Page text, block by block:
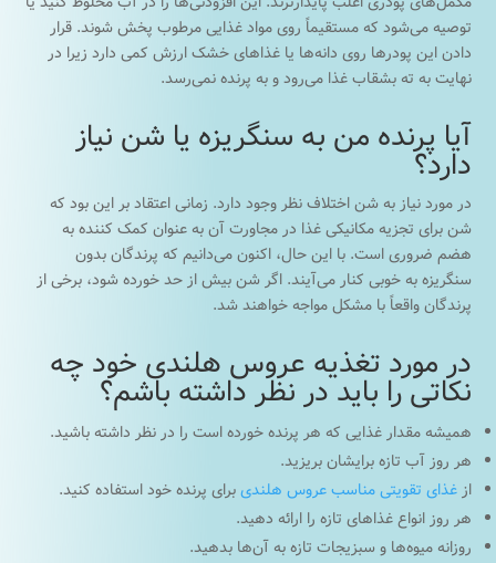
توصیه می‌شود که مستقیماً روی مواد غذایی مرطوب پخش شوند. قرار
دادن این پودرها روی دانه‌ها یا غذاهای خشک ارزش کمی دارد زیرا در
نهایت به ته بشقاب غذا می‌رود و به پرنده نمی‌رسد.
آیا پرنده من به سنگریزه یا شن نیاز
دارد؟
در مورد نیاز به شن اختلاف نظر وجود دارد. زمانی اعتقاد بر این بود که
شن برای تجزیه مکانیکی غذا در مجاورت آن به عنوان کمک کننده به
هضم ضروری است. با این حال، اکنون می‌دانیم که پرندگان بدون
سنگریزه به خوبی کنار می‌آیند. اگر شن بیش از حد خورده شود، برخی از
پرندگان واقعاً با مشکل مواجه خواهند شد.
در مورد تغذیه عروس هلندی خود چه
نکاتی را باید در نظر داشته باشم؟
همیشه مقدار غذایی که هر پرنده خورده است را در نظر داشته باشید.
هر روز آب تازه برایشان بریزید.
ازغذای تقویتی مناسب عروس هلندیبرای پرنده خود استفاده کنید.
هر روز انواع غذاهای تازه را ارائه دهید.
روزانه میوه‌ها و سبزیجات تازه به آن‌ها بدهید.